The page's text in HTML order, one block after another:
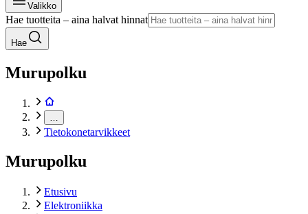
Valikko
Hae tuotteita – aina halvat hinnat
Hae
Murupolku
Tietokonetarvikkeet
Murupolku
Etusivu
Elektroniikka